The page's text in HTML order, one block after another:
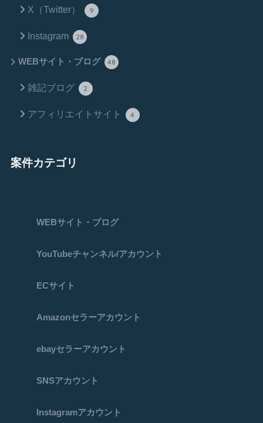
X（Twitter） 9
Instagram 28
WEBサイト・ブログ 48
雑記ブログ 2
アフィリエイトサイト 4
案件カテゴリ
WEBサイト・ブログ
YouTubeチャンネル/アカウント
ECサイト
Amazonセラーアカウント
ebayセラーアカウント
SNSアカウント
Instagramアカウント